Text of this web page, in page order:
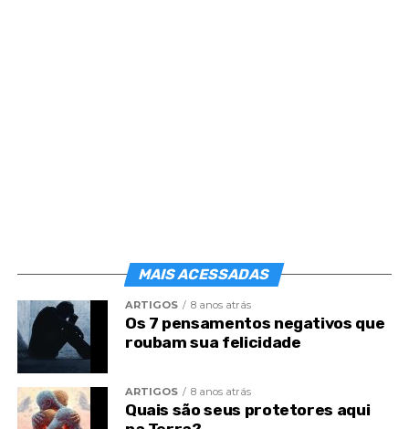
TÓPICOS RELACIONADOS ENERGIA
MEDIUNIDADE
MAIS ACESSADAS
ARTIGOS 8 anos atrás
Os 7 pensamentos negativos que
roubam sua felicidade
ARTIGOS 8 anos atrás
Quais são seus protetores aqui